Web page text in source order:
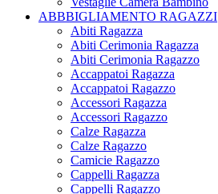
ABBBIGLIAMENTO RAGAZZI
Abiti Ragazza
Abiti Cerimonia Ragazza
Abiti Cerimonia Ragazzo
Accappatoi Ragazza
Accappatoi Ragazzo
Accessori Ragazza
Accessori Ragazzo
Calze Ragazza
Calze Ragazzo
Camicie Ragazzo
Cappelli Ragazza
Cappelli Ragazzo